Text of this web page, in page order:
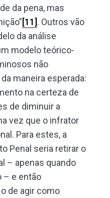
da pena, mas
[11]. Outros vão
da análise
modelo teórico-
não
maneira esperada:
na certeza de
de diminuir a
vez que o infrator
Para estes, a
Penal seria retirar o
– apenas quando
– e então
de agir como